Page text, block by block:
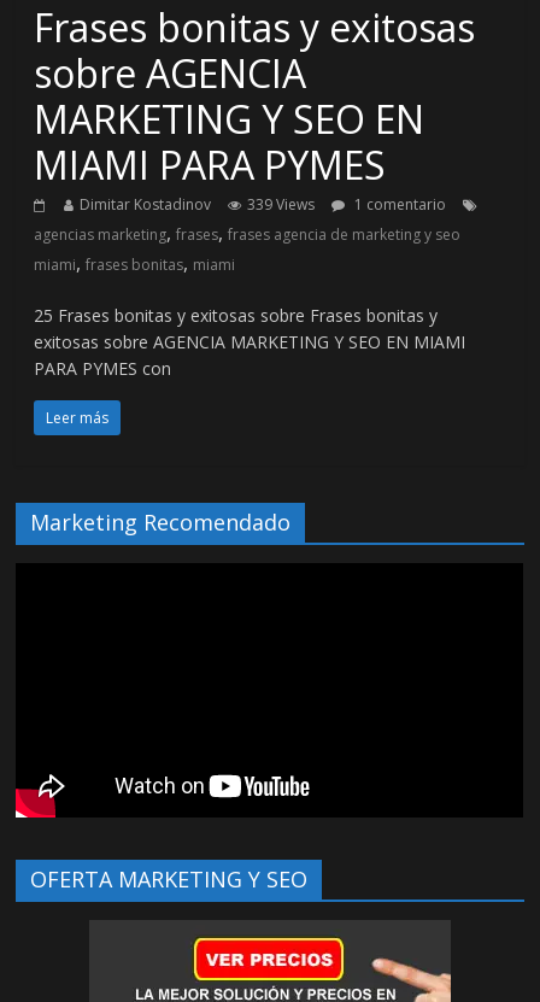
Frases bonitas y exitosas
sobre AGENCIA
MARKETING Y SEO EN
MIAMI PARA PYMES
Dimitar Kostadinov 339 Views
1 comentario
agencias marketing,frases,frases agencia de marketing y seo
miami,frases bonitas, miami
25 Frases bonitas y exitosas sobre Frases bonitas y
exitosas sobre AGENCIA MARKETING Y SEO EN MIAMI
PARA PYMES con
Leer más
Marketing Recomendado
OFERTA MARKETING Y SEO